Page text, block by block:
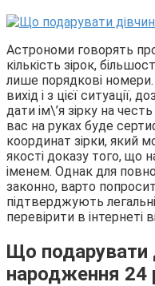
Астрономи говорять
кількість зірок,
лише порядкові
вихід і з цієї
дати ім\’я зірку на
вас на руках буде
координат зірки, який
якості доказу того, що
іменем. Однак для
законно, варто
підтверджують
перевірити в інтернеті
Що подарувати
народження 24